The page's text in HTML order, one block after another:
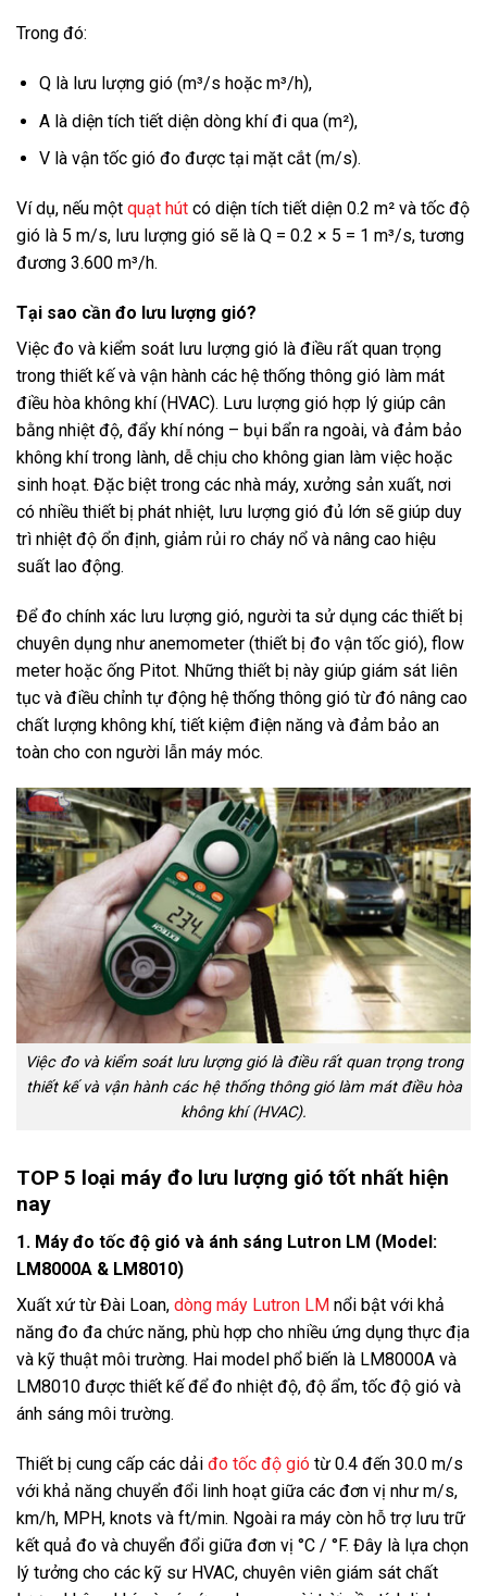
Trong đó:
Q là lưu lượng gió (m³/s hoặc m³/h),
A là diện tích tiết diện dòng khí đi qua (m²),
V là vận tốc gió đo được tại mặt cắt (m/s).
Ví dụ, nếu một quạt hút có diện tích tiết diện 0.2 m² và tốc độ
gió là 5 m/s, lưu lượng gió sẽ là Q = 0.2 × 5 = 1 m³/s, tương
đương 3.600 m³/h.
Tại sao cần đo lưu lượng gió?
Việc đo và kiểm soát lưu lượng gió là điều rất quan trọng
trong thiết kế và vận hành các hệ thống thông gió làm mát
điều hòa không khí (HVAC). Lưu lượng gió hợp lý giúp cân
bằng nhiệt độ, đẩy khí nóng – bụi bẩn ra ngoài, và đảm bảo
không khí trong lành, dễ chịu cho không gian làm việc hoặc
sinh hoạt. Đặc biệt trong các nhà máy, xưởng sản xuất, nơi
có nhiều thiết bị phát nhiệt, lưu lượng gió đủ lớn sẽ giúp duy
trì nhiệt độ ổn định, giảm rủi ro cháy nổ và nâng cao hiệu
suất lao động.
Để đo chính xác lưu lượng gió, người ta sử dụng các thiết bị
chuyên dụng như anemometer (thiết bị đo vận tốc gió), flow
meter hoặc ống Pitot. Những thiết bị này giúp giám sát liên
tục và điều chỉnh tự động hệ thống thông gió từ đó nâng cao
chất lượng không khí, tiết kiệm điện năng và đảm bảo an
toàn cho con người lẫn máy móc.
Việc đo và kiểm soát lưu lượng gió là điều rất quan trọng trong
thiết kế và vận hành các hệ thống thông gió làm mát điều hòa
không khí (HVAC).
TOP 5 loại máy đo lưu lượng gió tốt nhất hiện
nay
1. Máy đo tốc độ gió và ánh sáng Lutron LM (Model:
LM8000A & LM8010)
Xuất xứ từ Đài Loan, dòng máy Lutron LM nổi bật với khả
năng đo đa chức năng, phù hợp cho nhiều ứng dụng thực địa
và kỹ thuật môi trường. Hai model phổ biến là LM8000A và
LM8010 được thiết kế để đo nhiệt độ, độ ẩm, tốc độ gió và
ánh sáng môi trường.
Thiết bị cung cấp các dải đo tốc độ gió từ 0.4 đến 30.0 m/s
với khả năng chuyển đổi linh hoạt giữa các đơn vị như m/s,
km/h, MPH, knots và ft/min. Ngoài ra máy còn hỗ trợ lưu trữ
kết quả đo và chuyển đổi giữa đơn vị °C / °F. Đây là lựa chọn
lý tưởng cho các kỹ sư HVAC, chuyên viên giám sát chất